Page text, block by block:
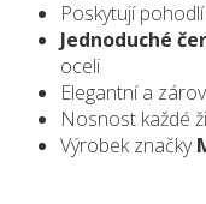
Poskytují
Jednoduché
oceli
Elegantní a
Nosnost každé
Výrobek značky